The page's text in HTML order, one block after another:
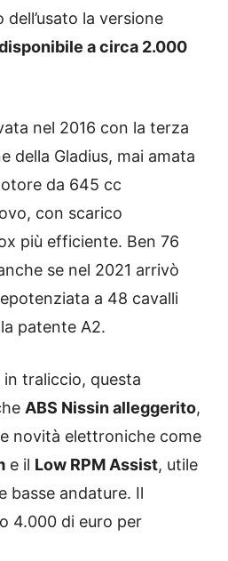
la versione
a circa 2.000
nel 2016 con la terza
della Gladius, mai amata
da 645 cc
con scarico
più efficiente. Ben 76
se nel 2021 arrivò
a 48 cavalli
patente A2.
traliccio, questa
ABS Nissin alleggerito,
novità elettroniche come
e il Low RPM Assist, utile
basse andature. Il
4.000 di euro per